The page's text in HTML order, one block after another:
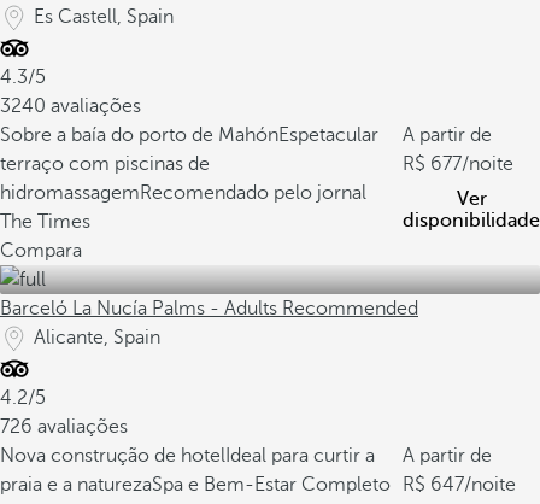
Es Castell, Spain
4.3/5
3240 avaliações
Sobre a baía do porto de MahónEspetacular
terraço com piscinas de
hidromassagemRecomendado pelo jornal
The Times
A partir de
677/noite
Ver
disponibilidade
Compara
Barceló La Nucía Palms - Adults Recommended
Alicante, Spain
4.2/5
726 avaliações
Nova construção de hotel Ideal para curtir a
praia e a naturezaSpa e Bem-Estar Completo
A partir de
647/noite